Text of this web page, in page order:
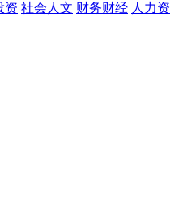
资 社会人文 财务财经 人力资